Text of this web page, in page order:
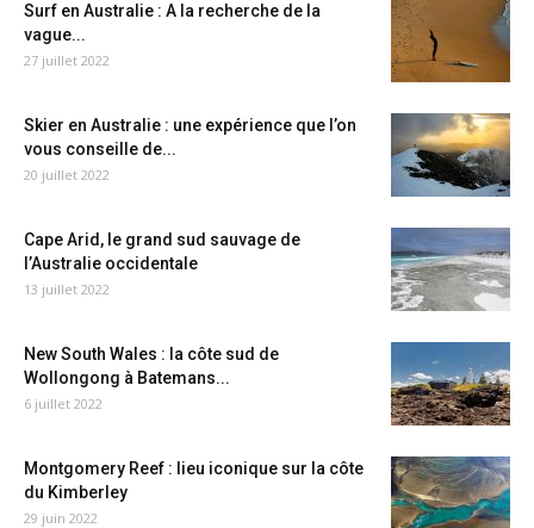
Surf en Australie : A la recherche de la
vague...
27 juillet 2022
Skier en Australie : une expérience que l’on
vous conseille de...
20 juillet 2022
Cape Arid, le grand sud sauvage de
l’Australie occidentale
13 juillet 2022
New South Wales : la côte sud de
Wollongong à Batemans...
6 juillet 2022
Montgomery Reef : lieu iconique sur la côte
du Kimberley
29 juin 2022